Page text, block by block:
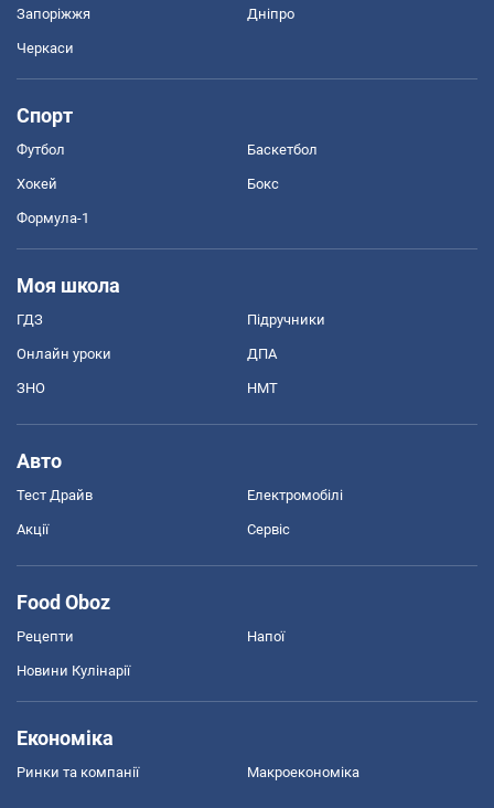
Запоріжжя Дніпро
Черкаси
Спорт
Футбол Баскетбол
Хокей Бокс
Формула-1
Моя школа
ГДЗ Підручники
Онлайн уроки ДПА
ЗНО НМТ
Авто
Тест Драйв Електромобілі
Акції Сервіс
Food Oboz
Рецепти Напої
Новини Кулінарії
Економіка
Ринки та компанії Макроекономіка